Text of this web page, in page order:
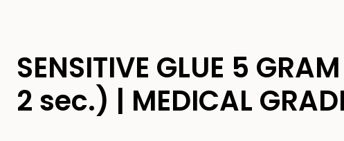
SENSITIVE GLUE 5
2 sec.) | MEDICAL